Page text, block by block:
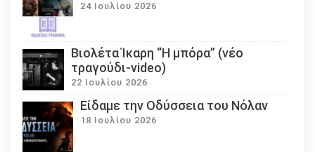
24 Ιουλίου 2026
Βιολέτα Ίκαρη “Η μπόρα” (νέο
τραγούδι-video)
22 Ιουλίου 2026
Eίδαμε την Οδύσσεια του Νόλαν
18 Ιουλίου 2026